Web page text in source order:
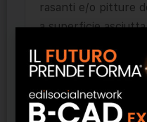
rasanti e/o pitture
a superficie
QUALI STRUMENTI
Pennello o
pennello piatto.